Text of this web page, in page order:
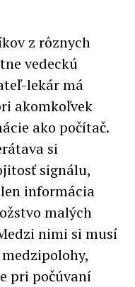
z rôznych
vedeckú
lekár má
akomkoľvek
ako počítač.
si
signálu,
informácia
malých
nimi si musí
pri počúvaní